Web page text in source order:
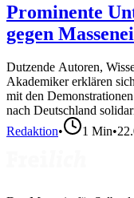
Prominente
gegen
Dutzende Autoren,
Akademiker erklären
mit den
nach Deutschland
Redaktion• 1 Min•